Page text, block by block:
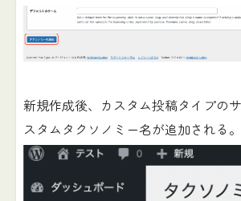
新規作成後、カスタム投稿タイプの
スタムタクソノミー名が追加される。